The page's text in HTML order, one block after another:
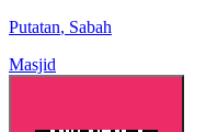
Putatan, Sabah
Masjid